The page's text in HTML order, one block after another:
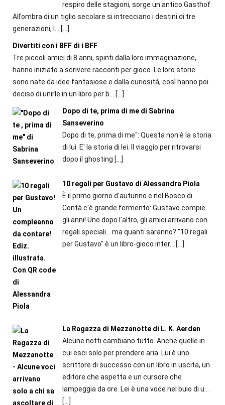
respiro delle stagioni, sorge un antico Gasthof.
All’ombra di un tiglio secolare si intrecciano i destini di tre
generazioni, l... […]
Divertiti con i BFF di i BFF
Tre piccoli amici di 8 anni, spinti dalla loro immaginazione,
hanno iniziato a scrivere racconti per gioco. Le loro storie
sono nate da idee fantasiose e dalla curiosità, così hanno poi
deciso di unirle in un libro per b... […]
Dopo di te, prima di me di Sabrina
Sanseverino
Dopo di te, prima di me": Questa non è la storia
di lui. E' la storia di lei. Il viaggio per ritrovarsi
dopo il ghosting […]
10 regali per Gustavo di Alessandra Piola
È il primo giorno d'autunno e nel Bosco di
Contà c'è grande fermento: Gustavo compie
gli anni! Uno dopo l'altro, gli amici arrivano con
regali speciali... ma quanti saranno? "10 regali
per Gustavo" è un libro-gioco inter...
[…]
La Ragazza di Mezzanotte di L. K. Aerden
Alcune notti cambiano tutto. Anche quelle in
cui esci solo per prendere aria. Lui è uno
scrittore di successo con un libro in uscita, un
editore che aspetta e un cursore che
lampeggia da ore. Lei è una voce nel buio di u...
[…]